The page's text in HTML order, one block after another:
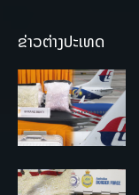
ຂ່າວຕ່າງປະເທດ